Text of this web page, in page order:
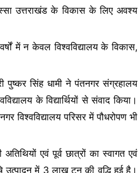
उत्तराखंड के विकास के लिए अवश्य
में न केवल विश्वविद्यालय के विकास,
पुष्कर सिंह धामी ने पंतनगर संग्रहालय
के विद्यार्थियों से संवाद किया।
विश्वविद्यालय परिसर में पौधरोपण भी
एवं पूर्व छात्रों का स्वागत एवं
में 3 लाख टन की वृद्धि हुई है।